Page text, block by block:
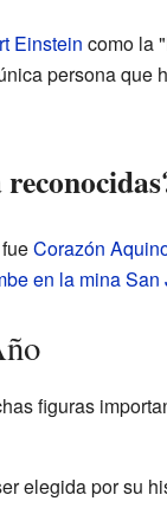
Einstein como la
persona que
Corazón
en la mina San
figuras
elegida por su